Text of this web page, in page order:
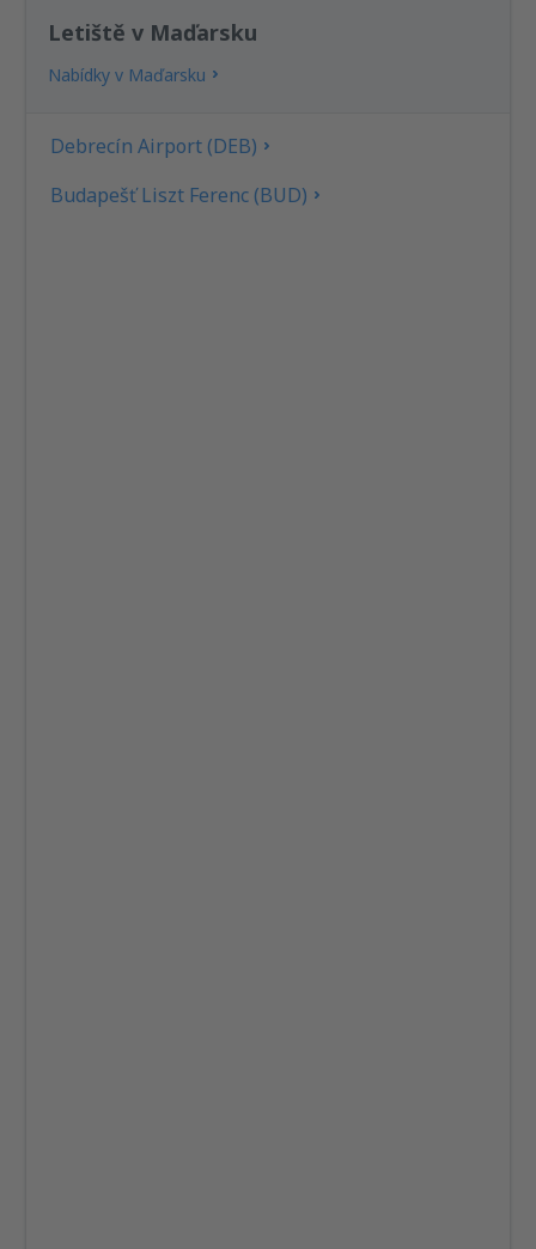
Letiště v Maďarsku
Nabídky v Maďarsku
Debrecín Airport (DEB)
Budapešť Liszt Ferenc (BUD)